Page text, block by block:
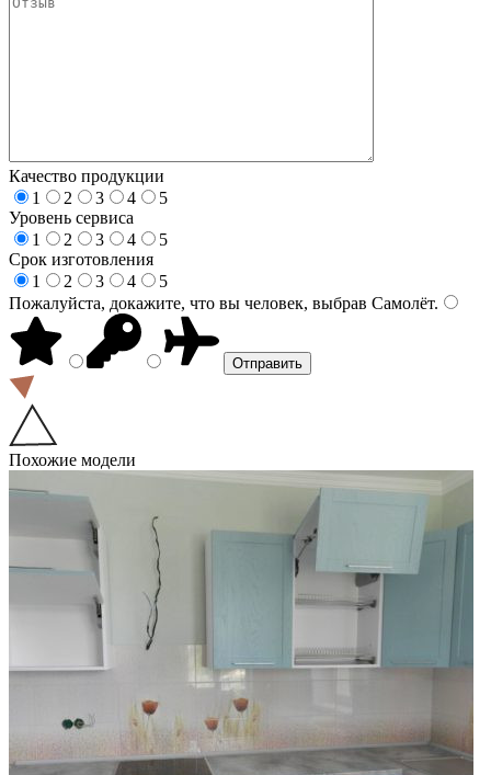
Качество продукции
1
2 3 4
5
Уровень сервиса
1
2 3 4
5
Срок изготовления
1
2 3 4
5
Пожалуйста, докажите, что вы человек, выбрав Самолёт.
Похожие модели